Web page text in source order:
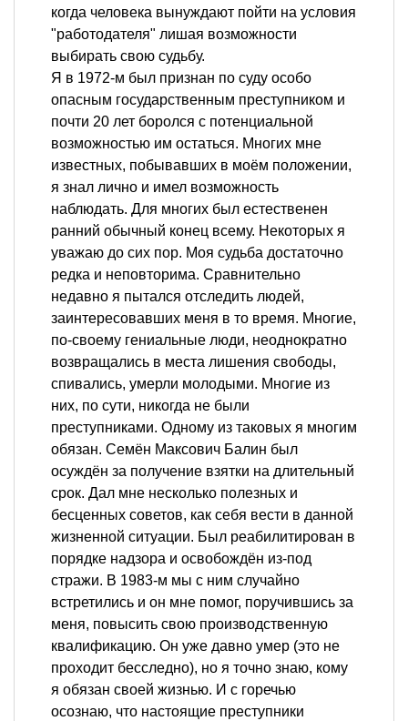
когда человека вынуждают пойти на условия
"работодателя" лишая возможности
выбирать свою судьбу.
Я в 1972-м был признан по суду особо
опасным государственным преступником и
почти 20 лет боролся с потенциальной
возможностью им остаться. Многих мне
известных, побывавших в моём положении,
я знал лично и имел возможность
наблюдать. Для многих был естественен
ранний обычный конец всему. Некоторых я
уважаю до сих пор. Моя судьба достаточно
редка и неповторима. Сравнительно
недавно я пытался отследить людей,
заинтересовавших меня в то время. Многие,
по-своему гениальные люди, неоднократно
возвращались в места лишения свободы,
спивались, умерли молодыми. Многие из
них, по сути, никогда не были
преступниками. Одному из таковых я многим
обязан. Семён Максович Балин был
осуждён за получение взятки на длительный
срок. Дал мне несколько полезных и
бесценных советов, как себя вести в данной
жизненной ситуации. Был реабилитирован в
порядке надзора и освобождён из-под
стражи. В 1983-м мы с ним случайно
встретились и он мне помог, поручившись за
меня, повысить свою производственную
квалификацию. Он уже давно умер (это не
проходит бесследно), но я точно знаю, кому
я обязан своей жизнью. И с горечью
осознаю, что настоящие преступники